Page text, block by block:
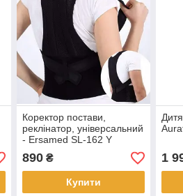
Коректор постави,
реклінатор, універсальний
- Ersamed SL-162 Y
890₴
Купити
1